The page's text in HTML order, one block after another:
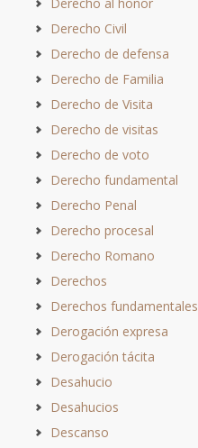
Derecho al honor
Derecho Civil
Derecho de defensa
Derecho de Familia
Derecho de Visita
Derecho de visitas
Derecho de voto
Derecho fundamental
Derecho Penal
Derecho procesal
Derecho Romano
Derechos
Derechos fundamentales
Derogación expresa
Derogación tácita
Desahucio
Desahucios
Descanso